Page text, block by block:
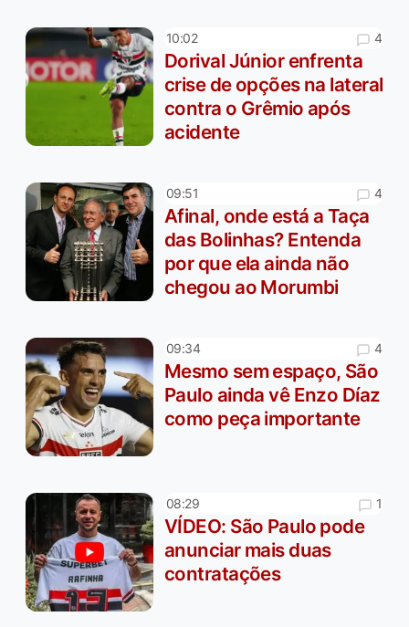
10:02 4
Dorival Júnior enfrenta
crise de opções na lateral
contra o Grêmio após
acidente
09:51 4
Afinal, onde está a Taça
das Bolinhas? Entenda
por que ela ainda não
chegou ao Morumbi
09:34 4
Mesmo sem espaço, São
Paulo ainda vê Enzo Díaz
como peça importante
08:29 1
VÍDEO: São Paulo pode
anunciar mais duas
contratações